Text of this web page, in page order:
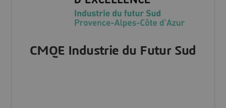
Visiter notre site web
CMQE Industrie du Futur Sud